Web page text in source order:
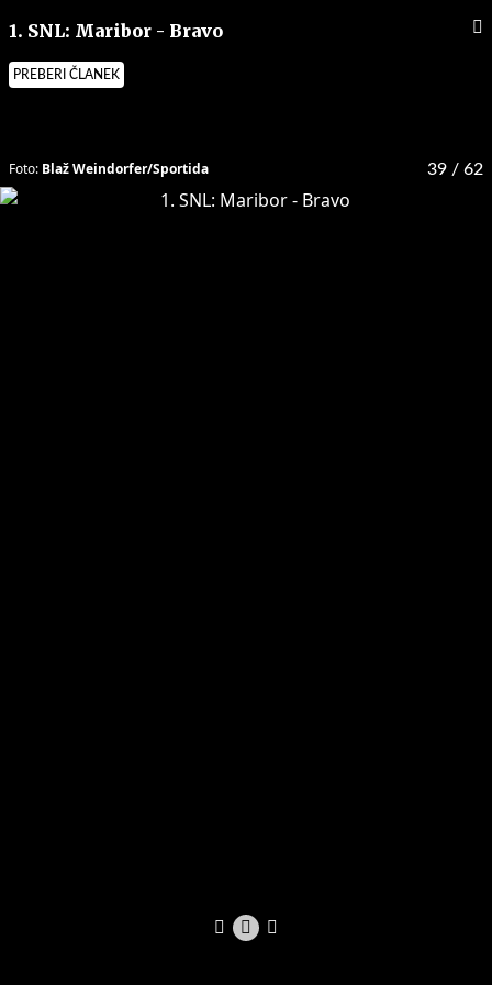
1. SNL: Maribor - Bravo
PREBERI ČLANEK
39 / 62
Foto: Blaž Weindorfer/Sportida